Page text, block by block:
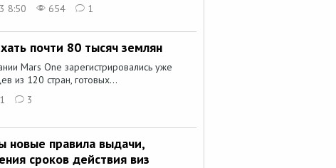
8:50 654 1
почти 80 тысяч землян
Mars One зарегистрировались уже
из 120 стран, готовых...
3
новые правила выдачи,
сроков действия виз